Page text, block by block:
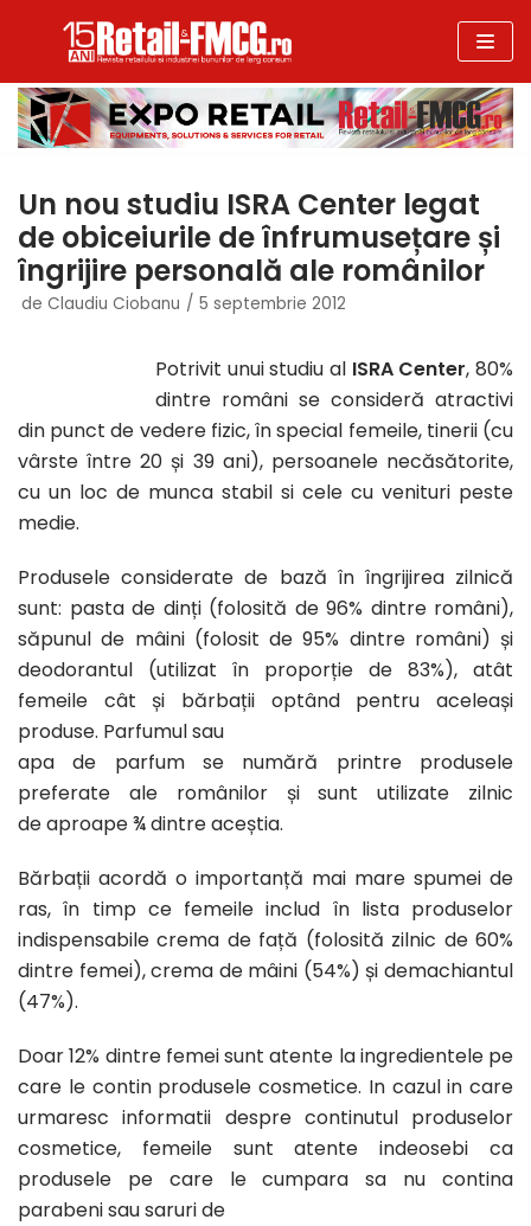
la
conținut
Un nou studiu ISRA Center legat
de obiceiurile de înfrumusețare și
îngrijire personală ale românilor
de Claudiu Ciobanu 5 septembrie 2012
Potrivit unui studiu al ISRA Center, 80%
dintre români se consideră atractivi
din punct de vedere fizic, în special femeile, tinerii (cu
vârste între 20 și 39 ani), persoanele necăsătorite,
cu un loc de munca stabil si cele cu venituri peste
medie.
Produsele considerate de bază în îngrijirea zilnică
sunt: pasta de dinți (folosită de 96% dintre români),
săpunul de mâini (folosit de 95% dintre români) și
deodorantul (utilizat în proporție de 83%), atât
femeile cât și bărbații optând pentru aceleași
produse. Parfumul sau
apa de parfum se numără printre produsele
preferate ale românilor și sunt utilizate zilnic
de aproape ¾ dintre aceștia.
Bărbații acordă o importanță mai mare spumei de
ras, în timp ce femeile includ în lista produselor
indispensabile crema de față (folosită zilnic de 60%
dintre femei), crema de mâini (54%) și demachiantul
(47%).
Doar 12% dintre femei sunt atente la ingredientele pe
care le contin produsele cosmetice. In cazul in care
urmaresc informatii despre continutul produselor
cosmetice, femeile sunt atente indeosebi ca
produsele pe care le cumpara sa nu contina
parabeni sau saruri de